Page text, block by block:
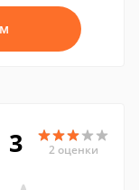
3 2 оценки